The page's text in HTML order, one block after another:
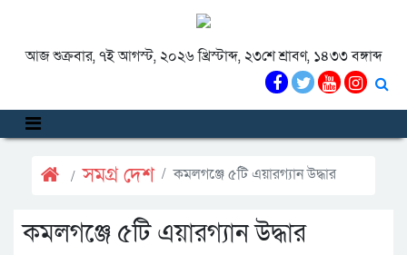
আজ শুক্রবার, ৭ই আগস্ট, ২০২৬ খ্রিস্টাব্দ, ২৩শে শ্রাবণ, ১৪৩৩ বঙ্গাব্দ
সমগ্র দেশ কমলগঞ্জে ৫টি এয়ারগ্যান উদ্ধার
কমলগঞ্জে ৫টি এয়ারগ্যান উদ্ধার